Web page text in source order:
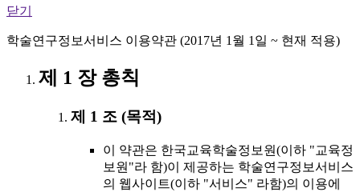
닫기
학술연구정보서비스 이용약관 (2017년 1월 1일 ~ 현재 적용)
제 1 장 총칙
제 1 조 (목적)
이 약관은 한국교육학술정보원(이하 "교육정
보원"라 함)이 제공하는 학술연구정보서비스
의 웹사이트(이하 "서비스" 라함)의 이용에